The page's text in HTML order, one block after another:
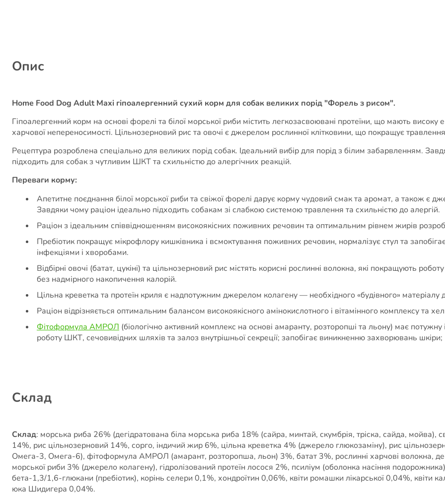
Опис
Home Food Dog Adult Maxi гіпоалергенний сухий корм для собак великих порід "Форель з рисом".
Гіпоалергенний корм на основі форелі та білої морської риби містить легкозасвоювані протеїни, що мають
харчової непереносимості. Цільнозерновий рис та овочі є джерелом рослинної клітковини, що покращує
Рецептура розроблена спеціально для великих порід собак. Ідеальний вибір для порід з білим забарвленням.
підходить для собак з чутливим ШКТ та схильністю до алергічних реакцій.
Переваги корму:
Апетитне поєднання білої морської риби та свіжої форелі дарує корму чудовий смак та аромат, а також є
Завдяки чому раціон ідеально підходить собакам зі слабкою системою травлення та схильністю до алергій.
Раціон з ідеальним співвідношенням високоякісних поживних речовин та оптимальним рівнем жирів
Пребіотик покращує мікрофлору кишківника і всмоктування поживних речовин, нормалізує стул та
інфекціями і хворобами.
Відбірні овочі (батат, цукіні) та цільнозерновий рис містять корисні рослинні волокна, які покращують
без надмірного накопичення калорій.
Цільна креветка та протеїн криля є надпотужним джерелом колагену — необхідного «будівного» матеріалу
Раціон відрізняється оптимальним балансом високоякісного амінокислотного і вітамінного комплексу та
Фітоформула АМРОЛ (біологічно активний комплекс на основі амаранту, розторопші та льону) має
роботу ШКТ, сечовивідних шляхів та залоз внутрішньої секреції; запобігає виникненню захворювань шкіри;
Cклад
Склад: морська риба 26% (дегідратована біла морська риба 18% (сайра, минтай, скумбрія, тріска, сайда, мойва),
14%, рис цільнозерновий 14%, сорго, індичий жир 6%, цільна креветка 4% (джерело глюкозаміну), рис
Омега-3, Омега-6), фітоформула АМРОЛ (амарант, розторопша, льон) 3%, батат 3%, рослинні харчові волокна,
морської риби 3% (джерело колагену), гідролізований протеїн лосося 2%, псиліум (оболонка насіння
бета-1,3/1,6-глюкани (пребіотик), корінь селери 0,1%, хондроїтин 0,06%, квіти ромашки лікарської 0,04%, квіти
юка Шидигера 0,04%.